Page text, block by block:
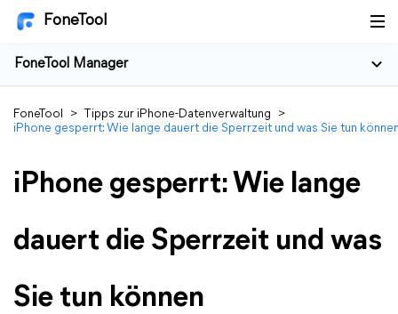
FoneTool
FoneTool Manager
FoneTool > Tipps zur iPhone-Datenverwaltung
>
iPhone gesperrt: Wie lange dauert die Sperrzeit und was Sie tun
iPhone gesperrt: Wie lange
dauert die Sperrzeit und was
Sie tun können